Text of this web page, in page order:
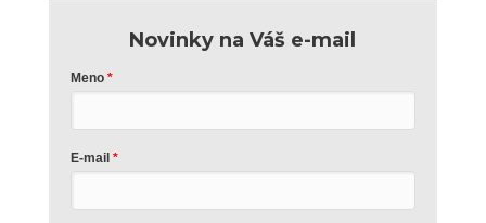
Novinky na Váš e-mail
Meno
E-mail